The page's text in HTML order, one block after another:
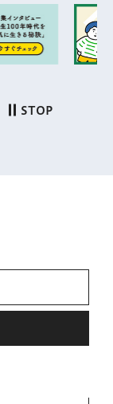
次のスライドを表
STOP